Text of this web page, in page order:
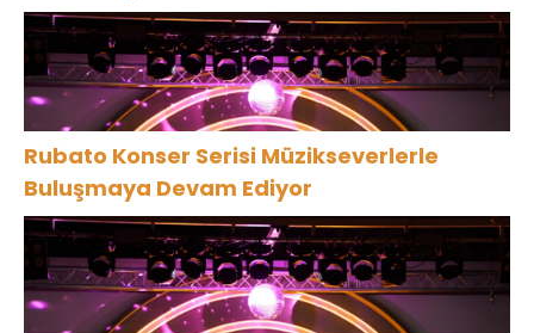
Rubato Konser Serisi Müzikseverlerle
Buluşmaya Devam Ediyor